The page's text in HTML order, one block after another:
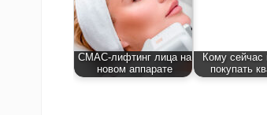
СМАС-лифтинг лица на
новом аппарате
Кому сейчас
покупать